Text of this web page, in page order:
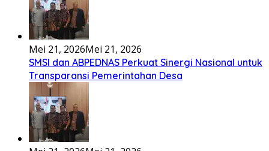
Mei 21, 2026Mei 21, 2026
SMSI dan ABPEDNAS Perkuat Sinergi Nasional untuk
Transparansi Pemerintahan Desa